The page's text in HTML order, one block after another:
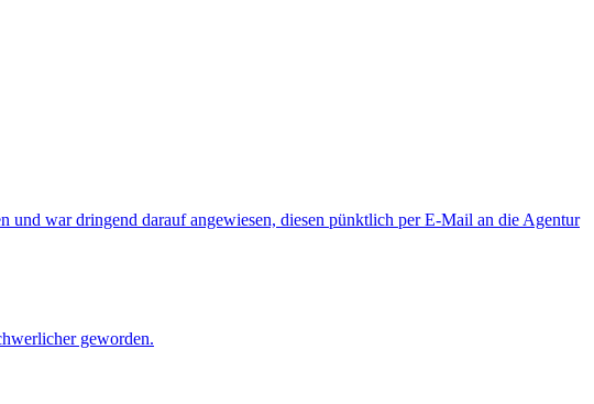
war dringend darauf angewiesen, diesen pünktlich per E-Mail an die Agentur
geworden.